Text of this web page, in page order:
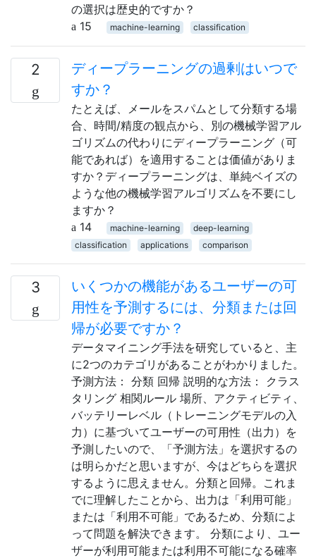
の選択は歴史的ですか？
15
machine-learning classification
2
ディープラーニングの過剰はいつで
すか？
たとえば、メールをスパムとして分類する場
合、時間/精度の観点から、別の機械学習アル
ゴリズムの代わりにディープラーニング（可
能であれば）を適用することは価値がありま
すか？ディープラーニングは、単純ベイズの
ような他の機械学習アルゴリズムを不要にし
ますか？
14
machine-learning
deep-learning
classification
applications comparison
3
いくつかの機能があるユーザーの可
用性を予測するには、分類または回
帰が必要ですか？
データマイニング手法を研究していると、主
に2つのカテゴリがあることがわかりました。
予測方法： 分類 回帰 説明的な方法： クラス
タリング 相関ルール 場所、アクティビティ、
バッテリーレベル（トレーニングモデルの入
力）に基づいてユーザーの可用性（出力）を
予測したいので、「予測方法」を選択するの
は明らかだと思いますが、今はどちらを選択
するように思えません。分類と回帰。これま
でに理解したことから、出力は「利用可能」
または「利用不可能」であるため、分類によ
って問題を解決できます。 分類により、ユー
ザーが利用可能または利用不可能になる確率